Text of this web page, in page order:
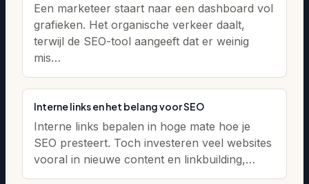
Een marketeer staart naar een dashboard vol
grafieken. Het organische verkeer daalt,
terwijl de SEO-tool aangeeft dat er weinig
mis…
Interne links en het belang voor SEO
Interne links bepalen in hoge mate hoe je
SEO presteert. Toch investeren veel websites
vooral in nieuwe content en linkbuilding,…